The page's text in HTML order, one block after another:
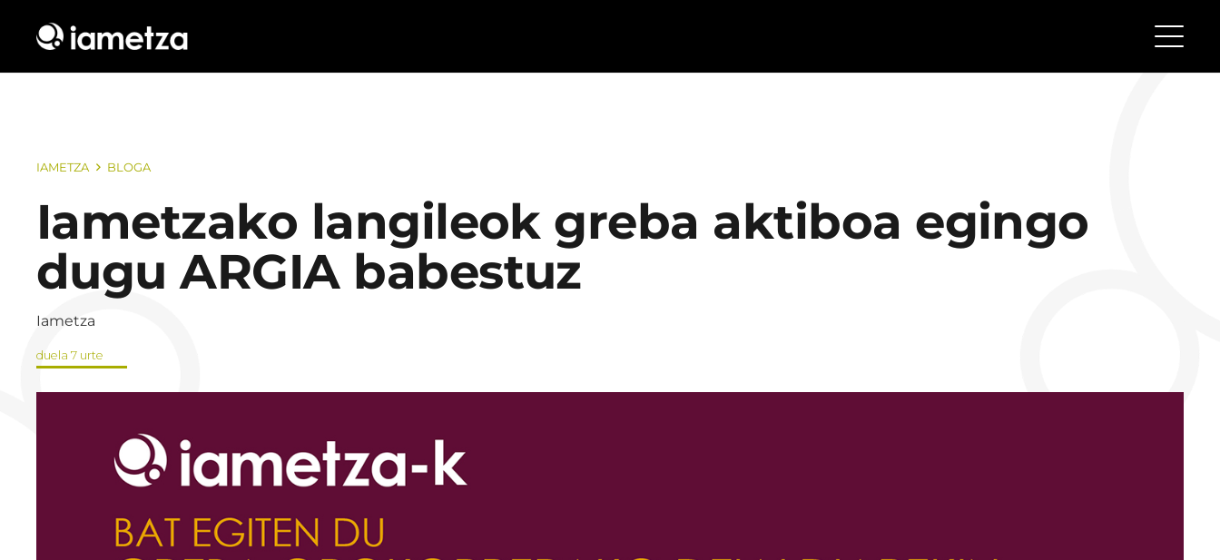
IAMETZA BLOGA
Iametzako langileok greba aktiboa egingo
dugu ARGIA babestuz
Iametza
duela 7 urte